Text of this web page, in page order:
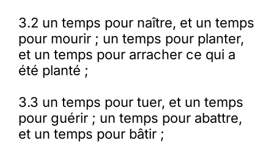
3.2 un temps pour naître, et un temps
pour mourir ; un temps pour planter,
et un temps pour arracher ce qui a
été planté ;
3.3 un temps pour tuer, et un temps
pour guérir ; un temps pour abattre,
et un temps pour bâtir ;